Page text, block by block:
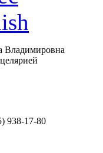
Владимировна
938-17-80